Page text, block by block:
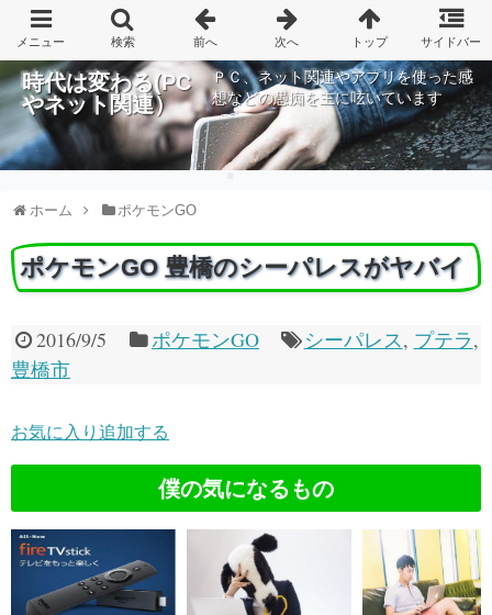
時代は変わる(PC
やネット関連）
ＰＣ、ネット関連やアプリを使った感
想などの愚痴を主に呟いています
ホーム ポケモンGO
ポケモンGO 豊橋のシーパレスがヤバイ
2016/9/5 ポケモンGO シーパレス, プテラ,
豊橋市
お気に入り追加する
僕の気になるもの